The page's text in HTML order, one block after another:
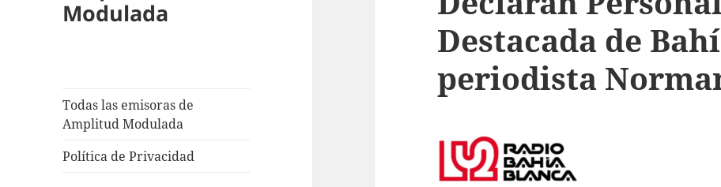
Modulada
Todas las emisoras de
Amplitud Modulada
Política de Privacidad
Destacada de
periodista